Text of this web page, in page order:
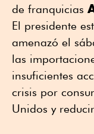
de franquicias
El presidente
amenazó el
las
insuficientes
crisis por
Unidos y